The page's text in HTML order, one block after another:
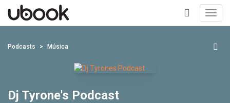
+
Podcasts Música
Dj Tyrone's Podcast